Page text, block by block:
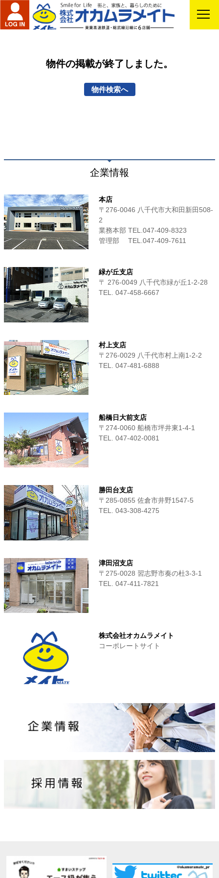
物件の掲載が終了しました。
物件検索へ
企業情報
本店
〒276-0046 八千代市大和田新田508-
2
業務本部 TEL.047-409-8323
管理部 TEL.047-409-7611
緑が丘支店
〒 276-0049 八千代市緑が丘1-2-28
TEL. 047-458-6667
村上支店
〒276-0029 八千代市村上南1-2-2
TEL. 047-481-6888
船橋日大前支店
〒274-0060 船橋市坪井東1-4-1
TEL. 047-402-0081
勝田台支店
〒285-0855 佐倉市井野1547-5
TEL. 043-308-4275
津田沼支店
〒275-0028 習志野市奏の杜3-3-1
TEL. 047-411‐7821
株式会社オカムラメイト
コーポレートサイト